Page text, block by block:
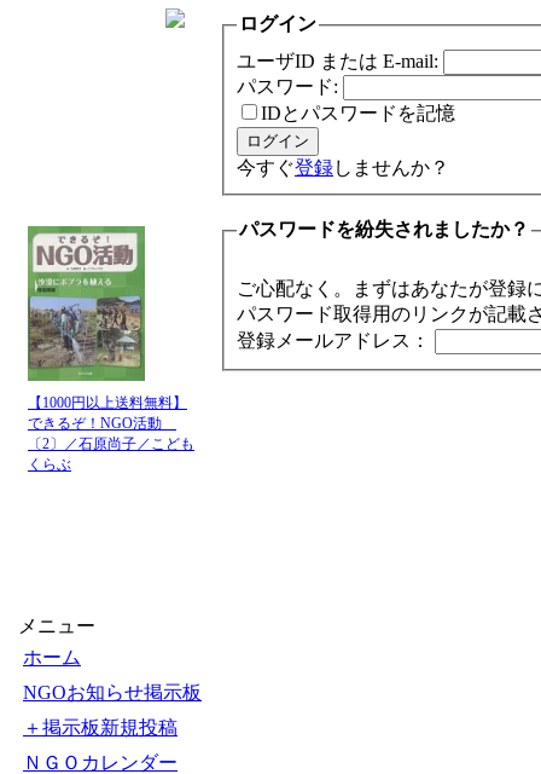
【1000円以上送料無料】
できるぞ！NGO活動
〔2〕／石原尚子／こども
くらぶ
メニュー
ホーム
NGOお知らせ掲示板
＋掲示板新規投稿
ＮＧＯカレンダー
ログイン
ユーザID または E-mail:
パスワード:
IDとパスワードを記憶
今すぐ登録しませんか？
パスワードを紛失されましたか？
ご心配なく。まずはあなたが登録
パスワード取得用のリンクが記載
登録メールアドレス：